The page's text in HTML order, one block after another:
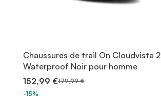
Chaussures de trail On Cloudvista 2
Waterproof Noir pour homme
152,99 €179,99 €
-15%